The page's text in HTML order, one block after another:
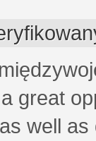
great
well